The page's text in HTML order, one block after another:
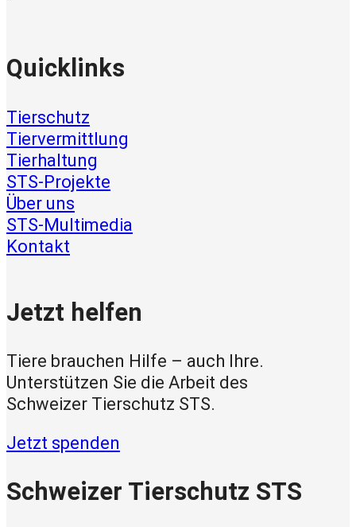
Quicklinks
Tierschutz
Tiervermittlung
Tierhaltung
STS-Projekte
Über uns
STS-Multimedia
Kontakt
Jetzt helfen
Tiere brauchen Hilfe – auch Ihre.
Unterstützen Sie die Arbeit des
Schweizer Tierschutz STS.
Jetzt spenden
Schweizer Tierschutz STS